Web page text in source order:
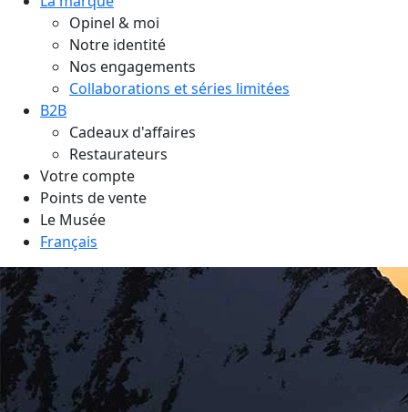
Opinel & moi
Notre identité
Nos engagements
Collaborations et séries limitées
B2B
Cadeaux d'affaires
Restaurateurs
Votre compte
Points de vente
Le Musée
Français